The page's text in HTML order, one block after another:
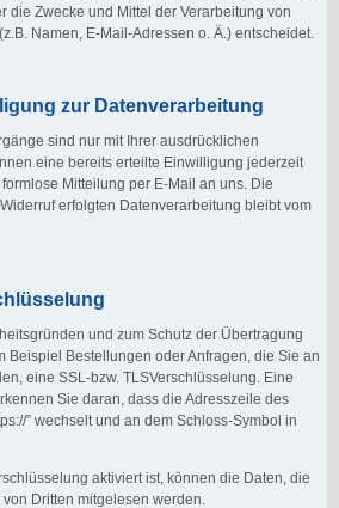
die Zwecke und Mittel der Verarbeitung von
Namen, E-Mail-Adressen o. Ä.) entscheidet.
zur Datenverarbeitung
sind nur mit Ihrer ausdrücklichen
eine bereits erteilte Einwilligung jederzeit
Mitteilung per E-Mail an uns. Die
erfolgten Datenverarbeitung bleibt vom
und zum Schutz der Übertragung
Beispiel Bestellungen oder Anfragen, die Sie an
eine SSL-bzw. TLSVerschlüsselung. Eine
Sie daran, dass die Adresszeile des
” wechselt und an dem Schloss-Symbol in
aktiviert ist, können die Daten, die
Dritten mitgelesen werden.